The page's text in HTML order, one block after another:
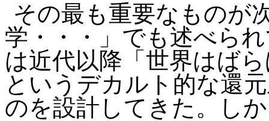
その最も重要なものが
学・・・」でも述べら
は近代以降「世界はば
というデカルト的な還
のを設計してきた。し